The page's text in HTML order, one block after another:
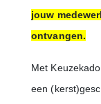
jouw
ontvangen.
Met
een